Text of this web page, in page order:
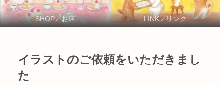
SHOP／お店 LINK／リンク
イラストのご依頼をいただきまし
た